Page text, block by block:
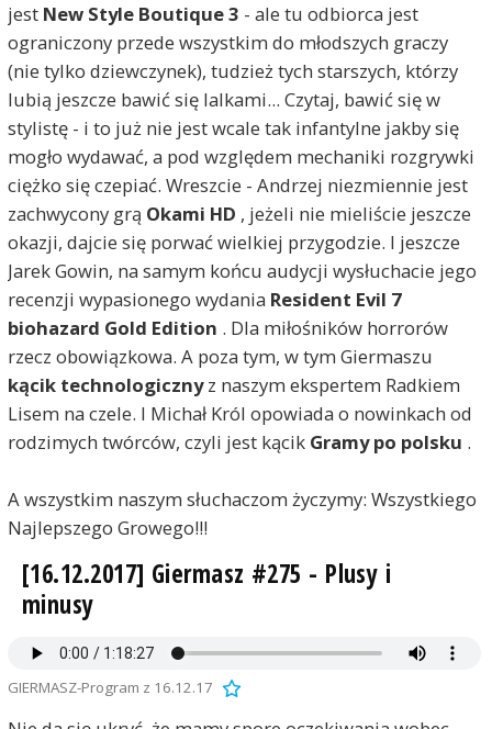
jest New Style Boutique 3 - ale tu odbiorca jest
ograniczony przede wszystkim do młodszych graczy
(nie tylko dziewczynek), tudzież tych starszych, którzy
lubią jeszcze bawić się lalkami... Czytaj, bawić się w
stylistę - i to już nie jest wcale tak infantylne jakby się
mogło wydawać, a pod względem mechaniki rozgrywki
ciężko się czepiać. Wreszcie - Andrzej niezmiennie jest
zachwycony grą Okami HD , jeżeli nie mieliście jeszcze
okazji, dajcie się porwać wielkiej przygodzie. I jeszcze
Jarek Gowin, na samym końcu audycji wysłuchacie jego
recenzji wypasionego wydania Resident Evil 7
biohazard Gold Edition . Dla miłośników horrorów
rzecz obowiązkowa. A poza tym, w tym Giermaszu
kącik technologicznyz naszym ekspertem Radkiem
Lisem na czele. I Michał Król opowiada o nowinkach od
rodzimych twórców, czyli jest kącik Gramy po polsku .
A wszystkim naszym słuchaczom życzymy: Wszystkiego
Najlepszego Growego!!!
[16.12.2017] Giermasz #275 - Plusy i
minusy
GIERMASZ-Program z 16.12.17